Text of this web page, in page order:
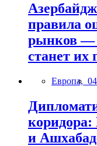
правила
рынков —
станет их
Европа,
и